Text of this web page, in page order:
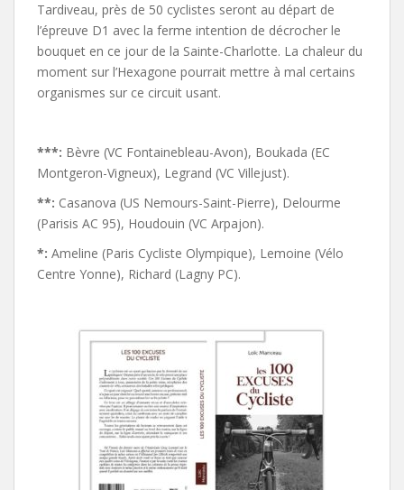
Tardiveau, près de 50 cyclistes seront au départ de
l’épreuve D1 avec la ferme intention de décrocher le
bouquet en ce jour de la Sainte-Charlotte. La chaleur du
moment sur l’Hexagone pourrait mettre à mal certains
organismes sur ce circuit usant.
***: Bèvre (VC Fontainebleau-Avon), Boukada (EC
Montgeron-Vigneux), Legrand (VC Villejust).
**: Casanova (US Nemours-Saint-Pierre), Delourme
(Parisis AC 95), Houdouin (VC Arpajon).
*: Ameline (Paris Cycliste Olympique), Lemoine (Vélo
Centre Yonne), Richard (Lagny PC).